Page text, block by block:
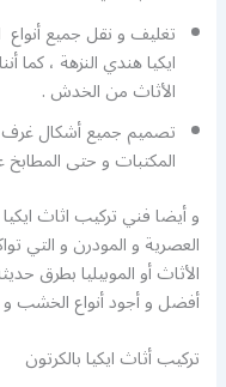
تغليف و نقل جميع أنواع
ايكيا هندي النزهة ، كما
الأثاث من الخدش .
تصميم جميع أشكال غرف
المكتبات و حتى المطابخ
و أيضا فني تركيب اثاث
الأثاث أو الموبيليا بطرق
أفضل و أجود أنواع الخشب
تركيب أثاث ايكيا بالكرتون